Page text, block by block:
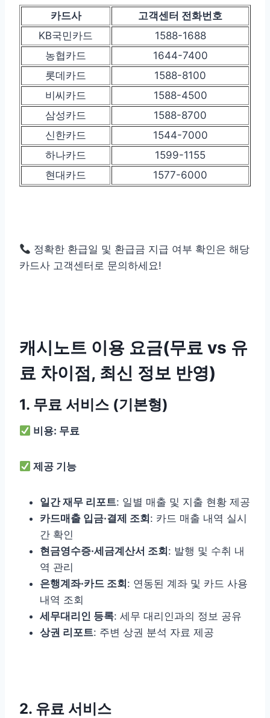
카드사
고객센터 전화번호
KB국민카드
1588-1688
농협카드
1644-7400
롯데카드
1588-8100
비씨카드
1588-4500
삼성카드
1588-8700
신한카드
1544-7000
하나카드
1599-1155
현대카드
1577-6000
정확한 환급일 및 환급금 지급 여부 확인은 해당
카드사 고객센터로 문의하세요!
캐시노트 이용 요금(무료 vs 유
료 차이점, 최신 정보 반영)
1. 무료 서비스 (기본형)
비용: 무료
제공 기능
일간 재무 리포트: 일별 매출 및 지출 현황 제공
카드매출 입금·결제 조회 : 카드 매출 내역 실시
간 확인
현금영수증·세금계산서 조회 : 발행 및 수취 내
역 관리
은행계좌·카드 조회 : 연동된 계좌 및 카드 사용
내역 조회
세무대리인 등록: 세무 대리인과의 정보 공유
상권 리포트: 주변 상권 분석 자료 제공
2. 유료 서비스